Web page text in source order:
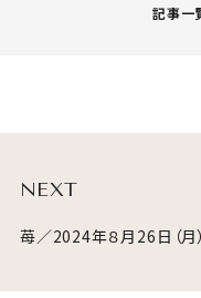
記事一
NEXT
苺／2024年８月26日（月